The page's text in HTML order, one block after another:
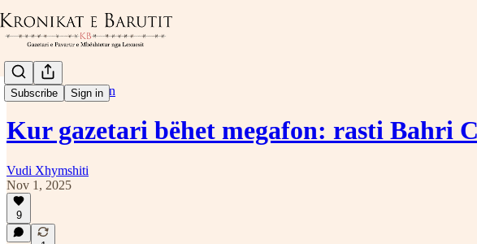
Subscribe Sign in
Kronikë Mbi Median
Kur gazetari bëhet megafon: rasti Bahri
Vudi Xhymshiti
Nov 1, 2025
9